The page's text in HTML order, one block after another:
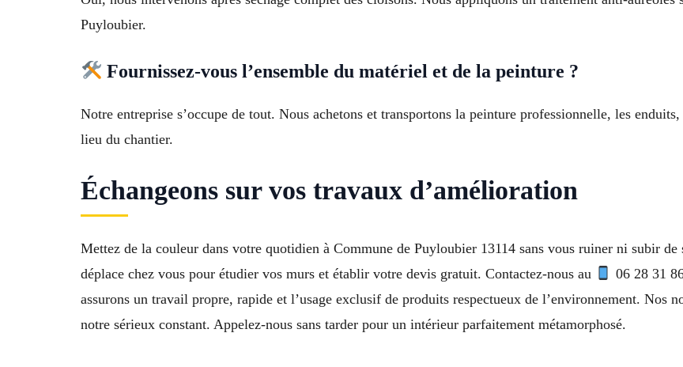
Puyloubier.
Fournissez-vous l’ensemble du matériel et de la peinture ?
Notre entreprise s’occupe de tout. Nous achetons et transportons la peinture professionnelle, les
lieu du chantier.
Échangeons sur vos travaux d’amélioration
Mettez de la couleur dans votre quotidien à Commune de Puyloubier 13114 sans vous ruiner ni subir
déplace chez vous pour étudier vos murs et établir votre devis gratuit. Contactez-nous au
06 28 31
assurons un travail propre, rapide et l’usage exclusif de produits respectueux de l’environnement. Nos
notre sérieux constant. Appelez-nous sans tarder pour un intérieur parfaitement métamorphosé.